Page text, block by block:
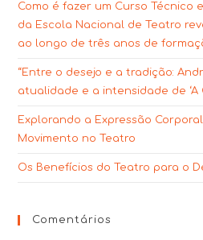
Como é fazer um Curso Técnico
da Escola Nacional de Teatro
ao longo de três anos de
“Entre o desejo e a tradição:
atualidade e a intensidade de ‘A
Explorando a Expressão
Movimento no Teatro
Os Benefícios do Teatro para o
Comentários